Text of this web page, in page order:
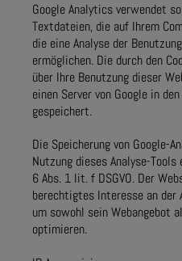
Google Analytics verwendet
Textdateien, die auf Ihrem
die eine Analyse der
ermöglichen. Die durch den
über Ihre Benutzung dieser
einen Server von Google in
gespeichert.
Die Speicherung von Google-
Nutzung dieses Analyse-
6 Abs. 1 lit. f DSGVO. Der
berechtigtes Interesse an der
um sowohl sein Webangebot
optimieren.